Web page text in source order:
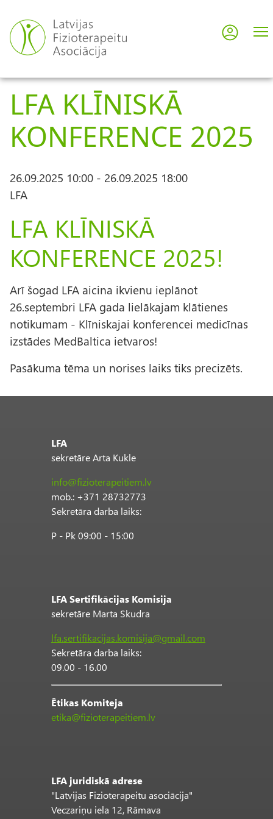
uz
galveno
saturu
User
LFA KLĪNISKĀ
KONFERENCE 2025
26.09.2025 10:00 - 26.09.2025 18:00
LFA
LFA KLĪNISKĀ
KONFERENCE 2025!
Arī šogad LFA aicina ikvienu ieplānot
26.septembri LFA gada lielākajam klātienes
notikumam - Klīniskajai konferencei medicīnas
izstādes MedBaltica ietvaros!
Pasākuma tēma un norises laiks tiks precizēts.
LFA
sekretāre Arta Kukle
info@fizioterapeitiem.lv
mob.: +371 28732773
Sekretāra darba laiks:
P - Pk 09:00 - 15:00
LFA Sertifikācijas Komisija
sekretāre Marta Skudra
lfa.sertifikacijas.komisija@gmail.com
Sekretāra darba laiks:
09.00 - 16.00
Ētikas Komiteja
etika@fizioterapeitiem.lv
LFA juridiskā adrese
"Latvijas Fizioterapeitu asociācija"
Veczariņu iela 12, Rāmava